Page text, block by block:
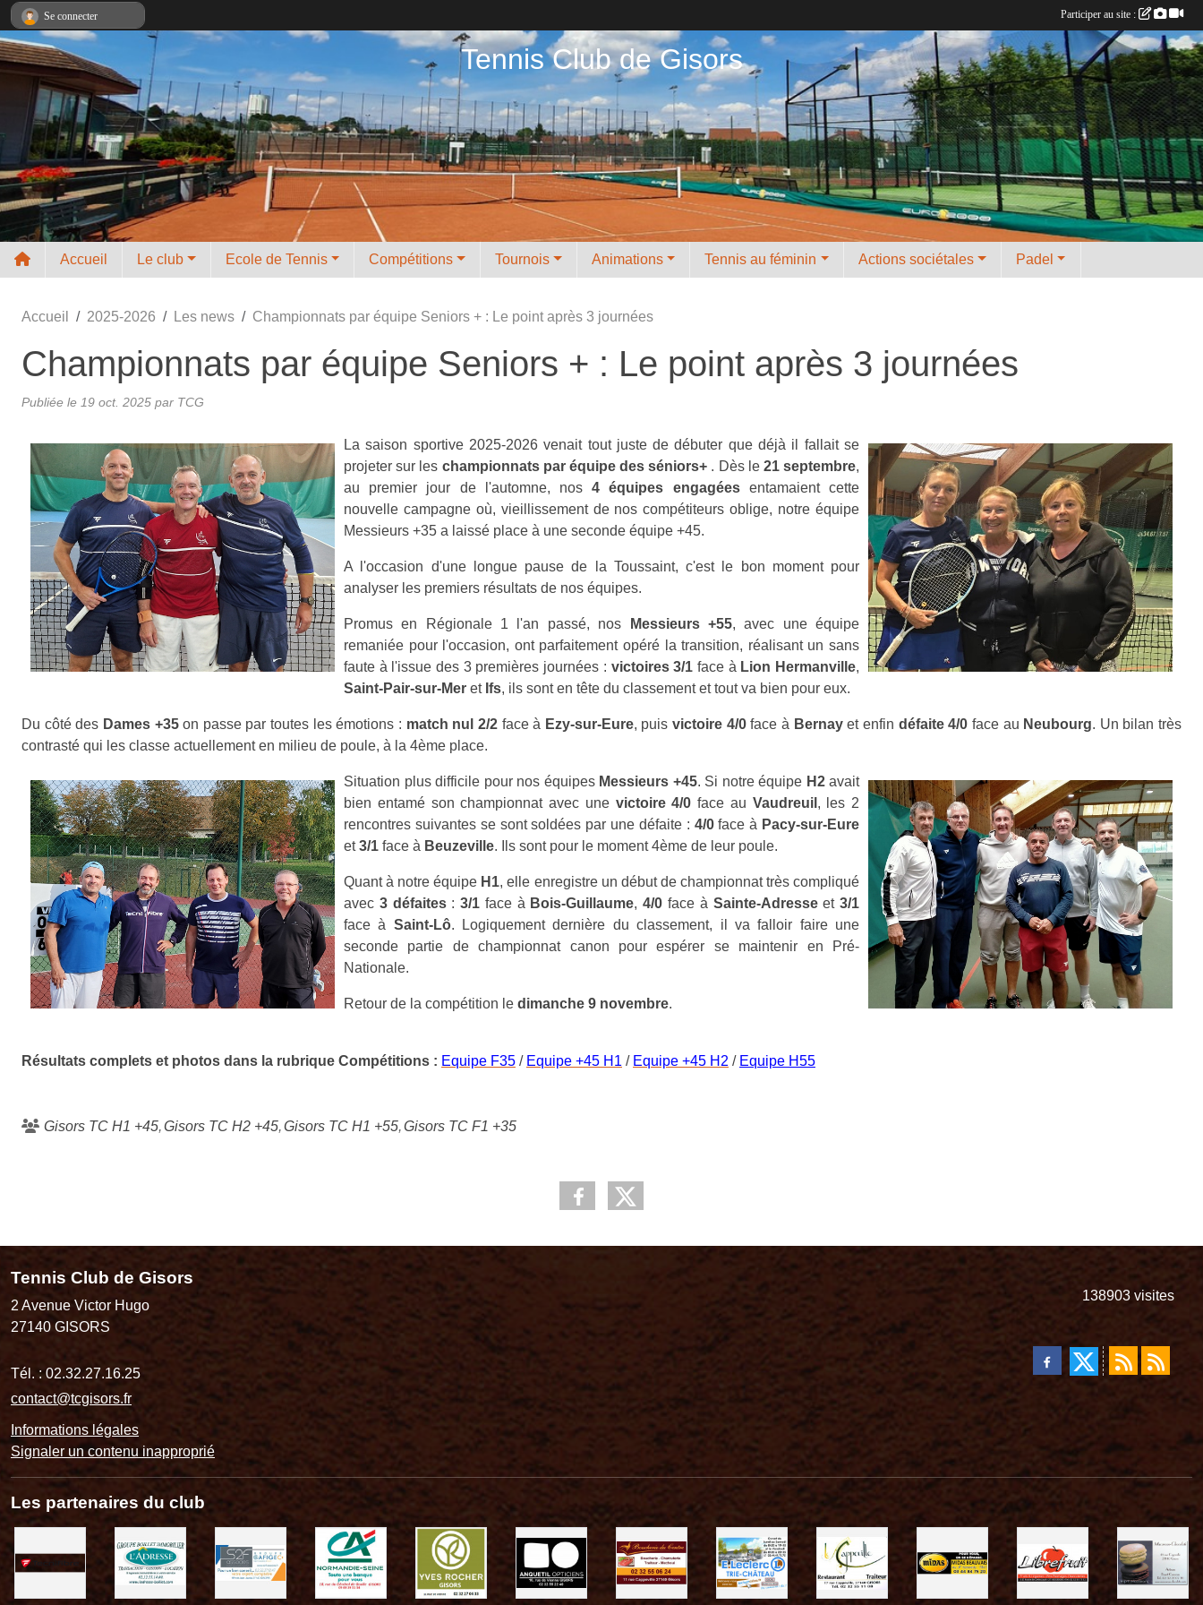
Tennis Club de Gisors
Accueil Le club Ecole de Tennis Compétitions Tournois Animations Tennis au féminin Actions sociétales Padel
Accueil 2025-2026 Les news Championnats par équipe Seniors + : Le point après 3 journées
Championnats par équipe Seniors + : Le point après 3 journées
Publiée le 19 oct. 2025 par TCG
La saison sportive 2025-2026 venait tout juste de débuter que déjà il fallait se
projeter sur les championnats par équipe des séniors+ . Dès le 21 septembre,
au premier jour de l'automne, nos4 équipes engagéesentamaient cette
nouvelle campagne où, vieillissement de nos compétiteurs oblige, notre équipe
Messieurs +35 a laissé place à une seconde équipe +45.
A l'occasion d'une longue pause de la Toussaint, c'est le bon moment pour
analyser les premiers résultats de nos équipes.
Promus en Régionale 1 l'an passé, nos Messieurs +55, avec une équipe
remaniée pour l'occasion, ont parfaitement opéré la transition, réalisant un sans
faute à l'issue des 3 premières journées : victoires 3/1 face à Lion Hermanville,
Saint-Pair-sur-Mer et Ifs, ils sont en tête du classement et tout va bien pour eux.
Du côté des Dames +35on passe par toutes les émotions : match nul 2/2face à Ezy-sur-Eure, puisvictoire 4/0face à Bernayet enfin défaite 4/0 face au Neubourg. Un bilan très
contrasté qui les classe actuellement en milieu de poule, à la 4ème place.
Situation plus difficile pour nos équipes Messieurs +45. Si notre équipe H2avait
bien entamé son championnat avec une victoire 4/0 face au Vaudreuil , les 2
rencontres suivantes se sont soldées par une défaite : 4/0face à Pacy-sur-Eure
et3/1 face à Beuzeville. Ils sont pour le moment 4ème de leur poule.
Quant à notre équipe H1, elle enregistre un début de championnat très compliqué
avec 3 défaites:3/1 face à Bois-Guillaume,4/0 face à Sainte-Adresseet3/1
face à Saint-Lô. Logiquement dernière du classement, il va falloir faire une
seconde partie de championnat canon pour espérer se maintenir en Pré-
Nationale.
Retour de la compétition le dimanche 9 novembre.
Résultats complets et photos dans la rubrique Compétitions : Equipe F35 / Equipe +45 H1 / Equipe +45 H2 / Equipe H55
Gisors TC H1 +45 Gisors TC H2 +45 Gisors TC H1 +55 Gisors TC F1 +35
Tennis Club de Gisors
2 Avenue Victor Hugo
27140 GISORS
Tél. :02.32.27.16.25
contact@tcgisors.fr
Informations légales
Signaler un contenu inapproprié
138903 visites
Les partenaires du club
Se connecter Participer au site :
Panneau de gestion des cookies